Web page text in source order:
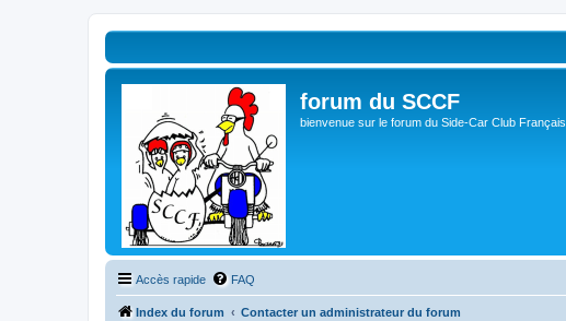
forum du SCCF
bienvenue sur le forum du Side-Car Club Français
Accès rapide FAQ
Index du forum Contacter un administrateur du forum